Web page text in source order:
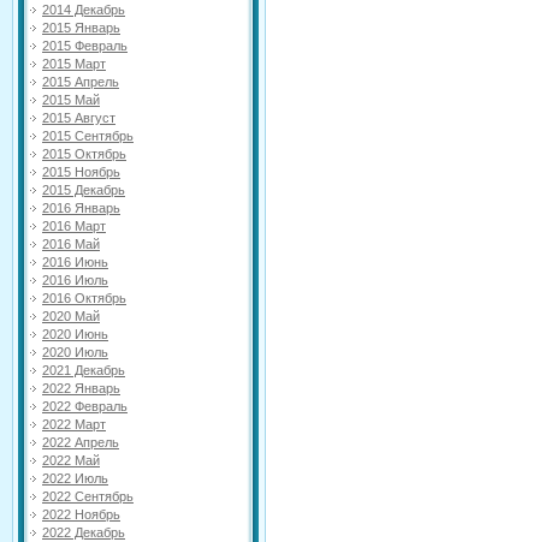
2014 Декабрь
2015 Январь
2015 Февраль
2015 Март
2015 Апрель
2015 Май
2015 Август
2015 Сентябрь
2015 Октябрь
2015 Ноябрь
2015 Декабрь
2016 Январь
2016 Март
2016 Май
2016 Июнь
2016 Июль
2016 Октябрь
2020 Май
2020 Июнь
2020 Июль
2021 Декабрь
2022 Январь
2022 Февраль
2022 Март
2022 Апрель
2022 Май
2022 Июль
2022 Сентябрь
2022 Ноябрь
2022 Декабрь